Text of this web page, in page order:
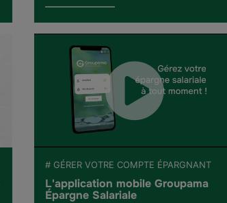
# GÉRER VOTRE COMPTE ÉPARGNANT
L'application mobile Groupama
Épargne Salariale